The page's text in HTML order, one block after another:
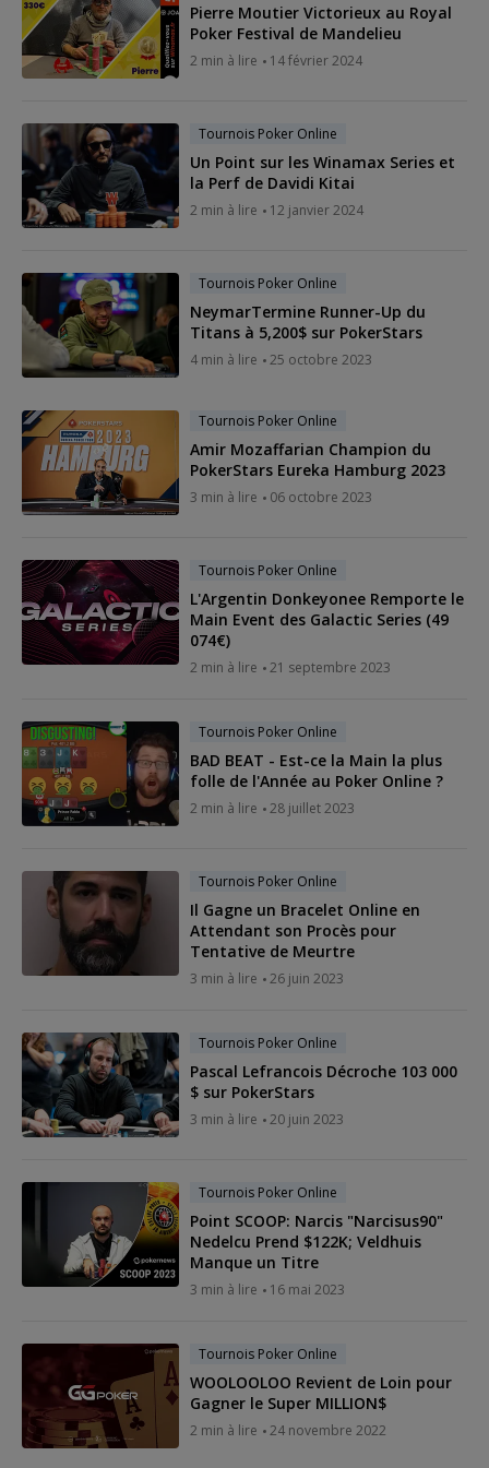
Pierre Moutier Victorieux au Royal
Poker Festival de Mandelieu
2 min à lire 14 février 2024
Tournois Poker Online
Un Point sur les Winamax Series et
la Perf de Davidi Kitai
2 min à lire 12 janvier 2024
Tournois Poker Online
NeymarTermine Runner-Up du
Titans à 5,200$ sur PokerStars
4 min à lire 25 octobre 2023
Tournois Poker Online
Amir Mozaffarian Champion du
PokerStars Eureka Hamburg 2023
3 min à lire 06 octobre 2023
Tournois Poker Online
L'Argentin Donkeyonee Remporte le
Main Event des Galactic Series (49
074€)
2 min à lire 21 septembre 2023
Tournois Poker Online
BAD BEAT - Est-ce la Main la plus
folle de l'Année au Poker Online ?
2 min à lire 28 juillet 2023
Tournois Poker Online
Il Gagne un Bracelet Online en
Attendant son Procès pour
Tentative de Meurtre
3 min à lire 26 juin 2023
Tournois Poker Online
Pascal Lefrancois Décroche 103 000
$ sur PokerStars
3 min à lire 20 juin 2023
Tournois Poker Online
Point SCOOP: Narcis "Narcisus90"
Nedelcu Prend $122K; Veldhuis
Manque un Titre
3 min à lire 16 mai 2023
Tournois Poker Online
WOOLOOLOO Revient de Loin pour
Gagner le Super MILLION$
2 min à lire 24 novembre 2022